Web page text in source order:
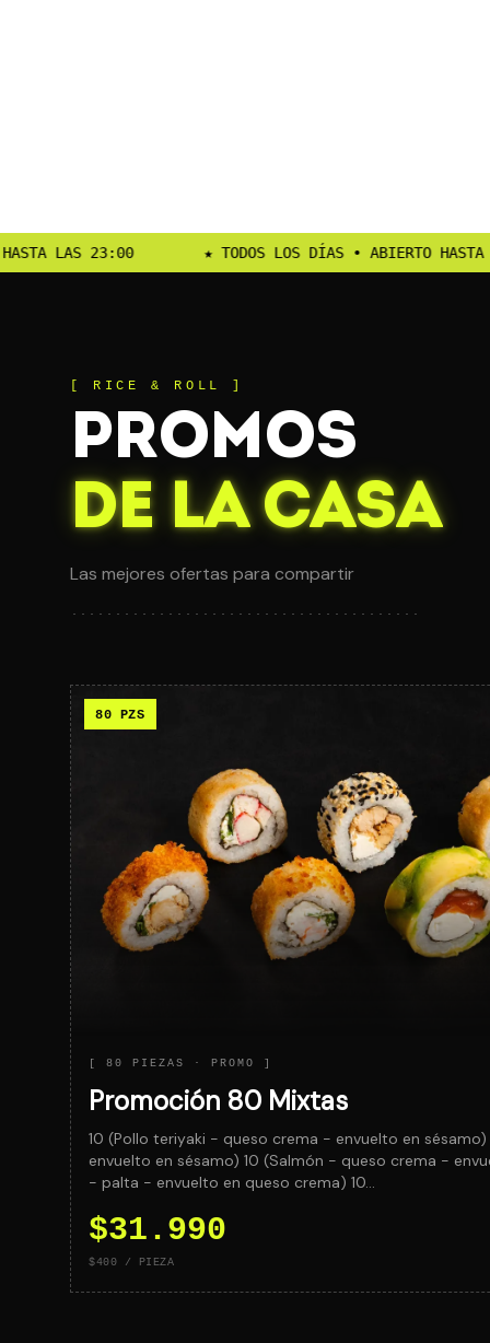
TODOS LOS DÍAS • ABIERTO HASTA LAS 23:00 ★
[ RICE & ROLL ]
PROMOS
DE LA CASA
Las mejores ofertas para compartir
80 PZS
[ 80 PIEZAS · PROMO ]
Promoción 80 Mixtas
10 (Pollo teriyaki - queso crema - envuelto en
envuelto en sésamo) 10 (Salmón - queso crema -
- palta - envuelto en queso crema) 10…
$31.990
$400 / PIEZA